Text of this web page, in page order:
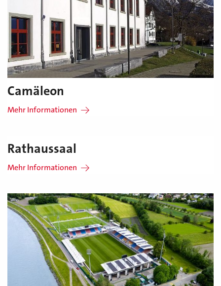
Camäleon
Mehr Informationen
Rathaussaal
Mehr Informationen